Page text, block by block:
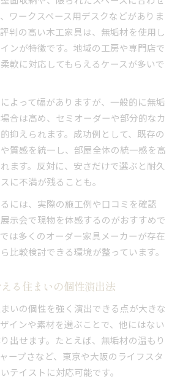
ワークスペース用デスクなどがありま
判の高い木工家具は、無垢材を使用し
ンが特徴です。地域の工房や専門店で
軟に対応してもらえるケースが多いで
よって幅がありますが、一般的に無垢
合は高め、セミオーダーや部分的なカ
抑えられます。成功例として、既存の
質感を統一し、部屋全体の統一感を高
ます。反対に、安さだけで選ぶと耐久
に不満が残ることも。
には、実際の施工例や口コミを確認
示会で現物を体感するのがおすすめで
は多くのオーダー家具メーカーが存在
比較検討できる環境が整っています。
る住まいの個性演出法
いの個性を強く演出できる点が大きな
インや素材を選ぶことで、他にはない
出せます。たとえば、無垢材の温もり
ープさなど、東京や大阪のライフスタ
テイストに対応可能です。